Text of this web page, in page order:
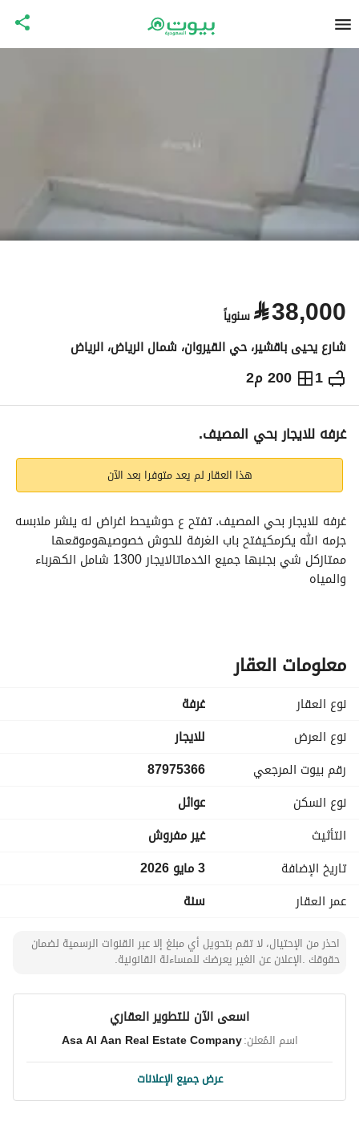
⃁38,000 سنوياً
شارع يحيى باقشير، حي القيروان، شمال الرياض، الرياض
1 200 م2 ⃁
38,000 سنوياً
الإعلان الاماكن القريبة
غرفه للايجار بحي المصيف.
هذا العقار لم يعد متوفرا بعد الآن
والمياه
معلومات العقار
نوع العقار
غرفة
نوع العرض
للايجار
رقم بيوت المرجعي
87975366
نوع السكن
عوائل
التأثيث
غير مفروش
تاريخ الإضافة
3 مايو 2026
عمر العقار
سنة
احذر من الإحتيال، لا تقم بتحويل أي مبلغ إلا عبر القنوات الرسمية لضمان
حقوقك .الإعلان عن الغير يعرضك للمساءلة القانونية.
اسعى الآن للتطوير العقاري
اسم المُعلن:Asa Al Aan Real Estate Company
عرض جميع الإعلانات